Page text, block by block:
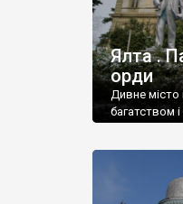
Ялта .
орди
Дивне місто
багатством